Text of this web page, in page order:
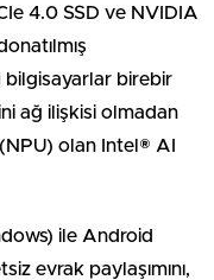
4.0 SSD ve NVIDIA
bilgisayarlar birebir
ağ ilişkisi olmadan
olan Intel® AI
ile Android
evrak paylaşımını,